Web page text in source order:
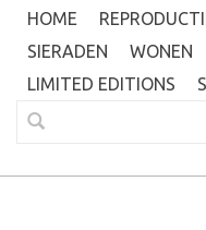
HOME
SIERADEN
WONEN
LIMITED EDITIONS